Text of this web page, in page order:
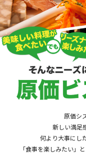
原価シ
新しい満足
何より大事にし
「食事を楽しみたい」